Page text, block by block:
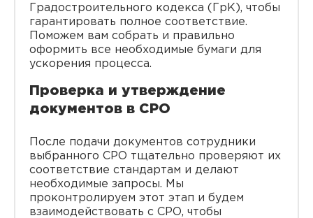
Градостроительного кодекса (ГрК), чтобы
гарантировать полное соответствие.
Поможем вам собрать и правильно
оформить все необходимые бумаги для
ускорения процесса.
Проверка и утверждение
документов в СРО
После подачи документов сотрудники
выбранного СРО тщательно проверяют их
соответствие стандартам и делают
необходимые запросы. Мы
проконтролируем этот этап и будем
взаимодействовать с СРО, чтобы